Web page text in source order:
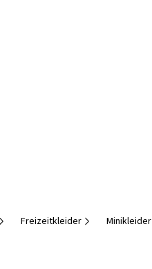
Freizeitkleider Minikleider